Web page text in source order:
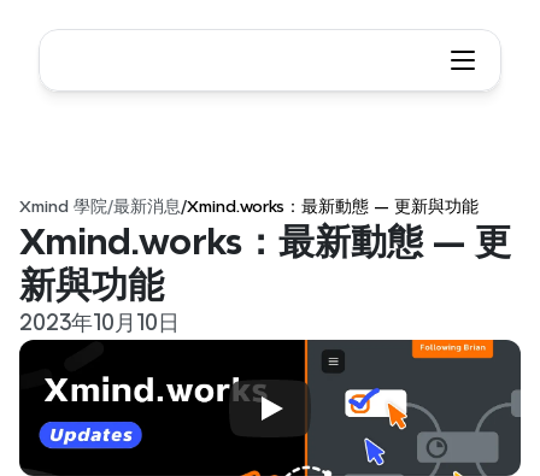
Xmind 學院/最新消息 /Xmind.works：最新動態 — 更新與功能
Xmind.works：最新動態 — 更
新與功能
2023年10月10日